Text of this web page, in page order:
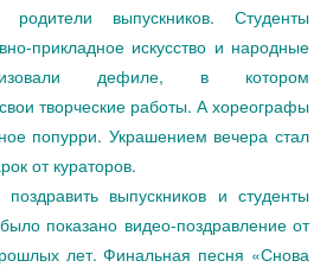
родители выпускников. Студенты
прикладное искусство и народные
дефиле, в котором
творческие работы. А хореографы
попурри. Украшением вечера стал
от кураторов.
выпускников и студенты
показано видео-поздравление от
лет. Финальная песня «Снова